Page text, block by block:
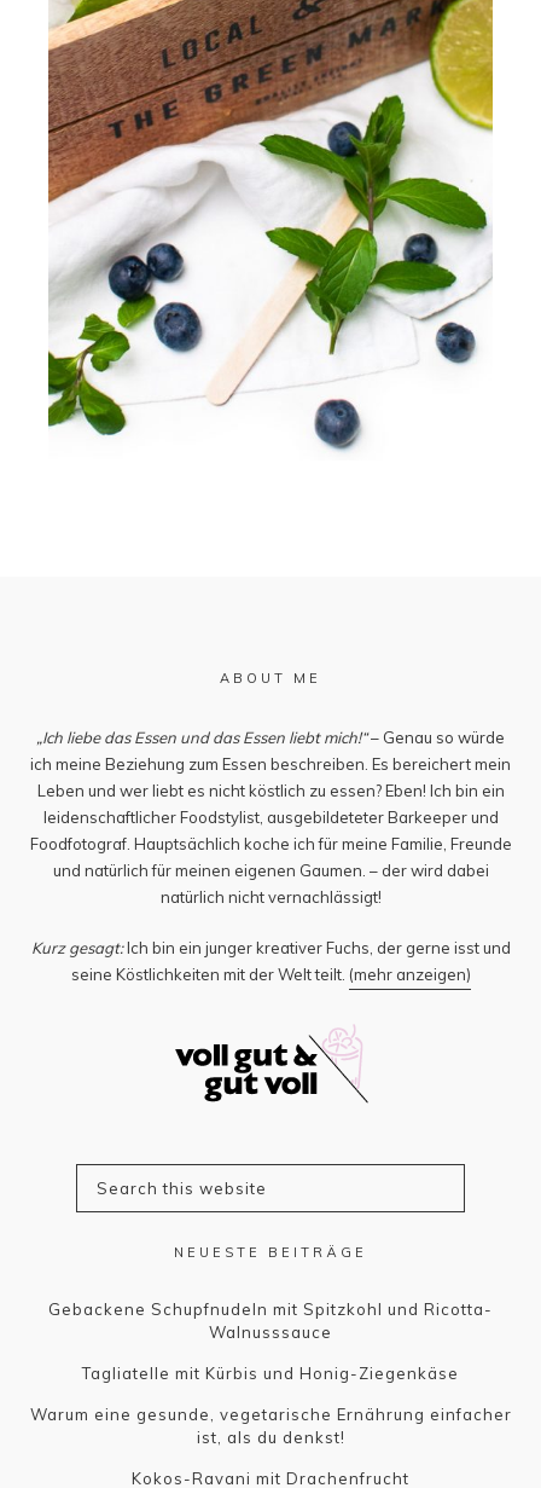
ABOUT ME
„Ich liebe das Essen und das Essen liebt mich!“– Genau so würde
ich meine Beziehung zum Essen beschreiben. Es bereichert mein
Leben und wer liebt es nicht köstlich zu essen? Eben! Ich bin ein
leidenschaftlicher Foodstylist, ausgebildeteter Barkeeper und
Foodfotograf. Hauptsächlich koche ich für meine Familie, Freunde
und natürlich für meinen eigenen Gaumen. – der wird dabei
natürlich nicht vernachlässigt!
Kurz gesagt:Ich bin ein junger kreativer Fuchs, der gerne isst und
seine Köstlichkeiten mit der Welt teilt. (mehr anzeigen)
NEUESTE BEITRÄGE
Gebackene Schupfnudeln mit Spitzkohl und Ricotta-
Walnusssauce
Tagliatelle mit Kürbis und Honig-Ziegenkäse
Warum eine gesunde, vegetarische Ernährung einfacher
ist, als du denkst!
Kokos-Ravani mit Drachenfrucht